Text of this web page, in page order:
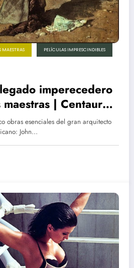
MAESTRAS PELÍCULAS IMPRESCINDIBLES
imperecedero
| Centauros
verde era mi
Negro, Los 3
que mató a
obras esenciales del gran arquitecto
John…